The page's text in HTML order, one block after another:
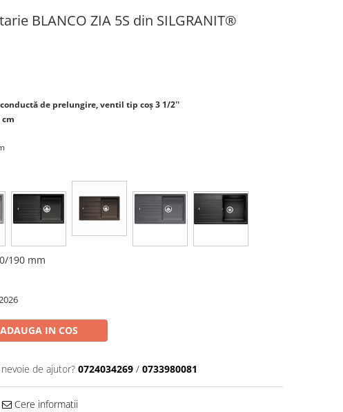
BLANCO ZIA 5S din SILGRANIT®
de prelungire, ventil tip coș 3 1/2''
cm
190 mm
ADAUGA IN COS
de ajutor? 0724034269 / 0733980081
Cere informatii